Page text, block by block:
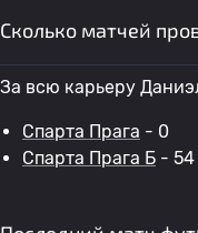
Сколько матчей
За всю карьеру
Спарта Прага - 0
Спарта Прага Б - 54